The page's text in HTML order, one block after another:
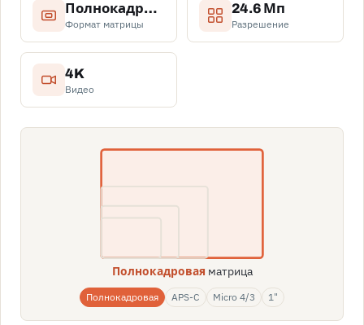
Полнокадровая
Формат матрицы
24.6 Мп
Разрешение
4K
Видео
Полнокадровая матрица
Полнокадровая APS-C Micro 4/3 1"